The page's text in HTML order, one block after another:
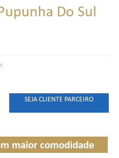
Do Sul
SEJA CLIENTE PARCEIRO
maior comodidade